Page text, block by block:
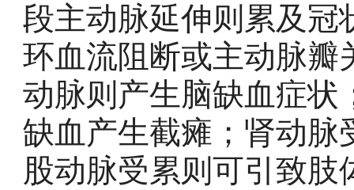
段主动脉延伸则累及冠
环血流阻断或主动脉瓣
动脉则产生脑缺血症状
缺血产生截瘫；肾动脉
股动脉受累则可引致